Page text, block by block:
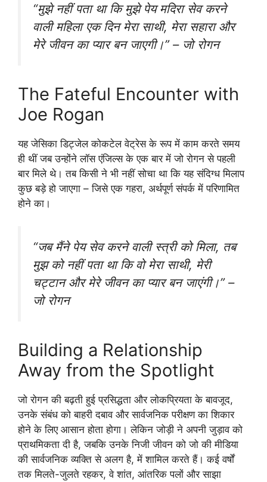
“मुझे नहीं पता था कि मुझे पेय मदिरा सेव करने
वाली महिला एक दिन मेरा साथी, मेरा सहारा और
मेरे जीवन का प्यार बन जाएगी।” – जो रोगन
The Fateful Encounter with
Joe Rogan
यह जेसिका डिट्जेल कोकटेल वेट्रेस के रूप में काम करते समय
ही थीं जब उन्होंने लॉस एंजिल्स के एक बार में जो रोगन से पहली
बार मिले थे। तब किसी ने भी नहीं सोचा था कि यह संदिग्ध मिलाप
कुछ बड़े हो जाएगा – जिसे एक गहरा, अर्थपूर्ण संपर्क में परिणामित
होने का।
“जब मैंने पेय सेव करने वाली स्त्री को मिला, तब
मुझ को नहीं पता था कि वो मेरा साथी, मेरी
चट्टान और मेरे जीवन का प्यार बन जाएंगी।” –
जो रोगन
Building a Relationship
Away from the Spotlight
जो रोगन की बढ़ती हुई प्रसिद्धता और लोकप्रियता के बावजूद,
उनके संबंध को बाहरी दबाव और सार्वजनिक परीक्षण का शिकार
होने के लिए आसान होता होगा। लेकिन जोड़ी ने अपनी जुड़ाव को
प्राथमिकता दी है, जबकि उनके निजी जीवन को जो की मीडिया
की सार्वजनिक व्यक्ति से अलग है, में शामिल करते हैं। कई वर्षों
तक मिलते-जुलते रहकर, वे शांत, आंतरिक पलों और साझा